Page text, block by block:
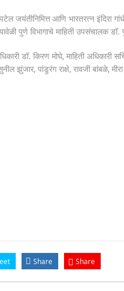
मानवाला आदराने व सन्मानाने जगण्याचा
जयंतीनिमित्त आणि भारतरत्न इंदिरा
पुणे विभागाचे माहिती उपसंचालक डॉ.
डॉ. किरण मोघे, माहिती
झुंजार, पांडुरंग राक्षे, रावजी बांबळे, मीरा
Share Share